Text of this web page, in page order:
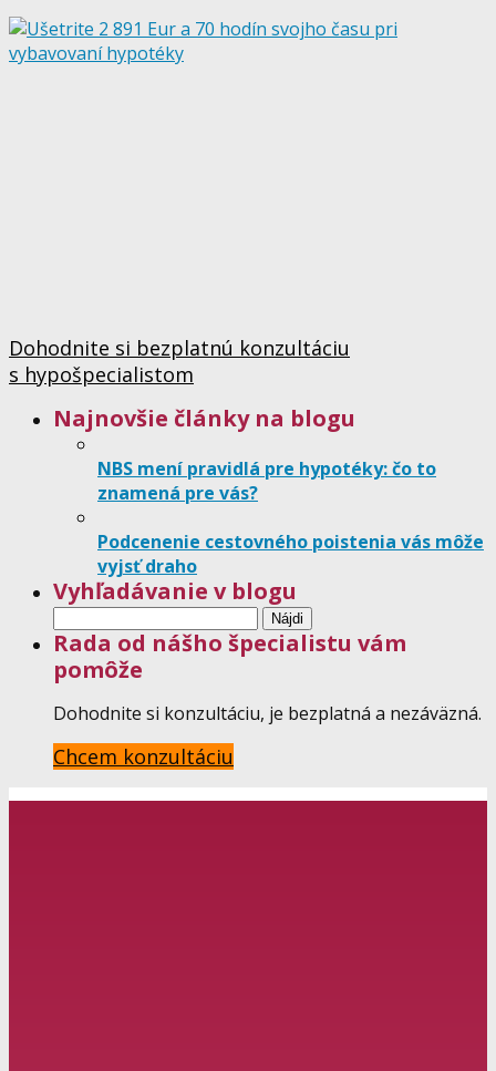
Dohodnite si bezplatnú konzultáciu
s hypošpecialistom
Najnovšie články na blogu
NBS mení pravidlá pre hypotéky: čo to
znamená pre vás?
Podcenenie cestovného poistenia vás môže
vyjsť draho
Vyhľadávanie v blogu
Hľadať:
Rada od nášho špecialistu vám
pomôže
Dohodnite si konzultáciu, je bezplatná a nezáväzná.
Chcem konzultáciu